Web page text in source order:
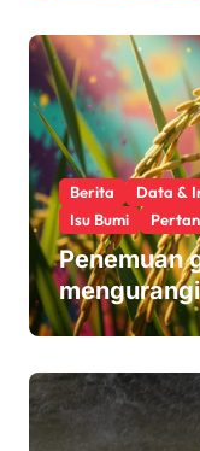
Berita Data &
Isu Bumi
Penemuan
pupuk